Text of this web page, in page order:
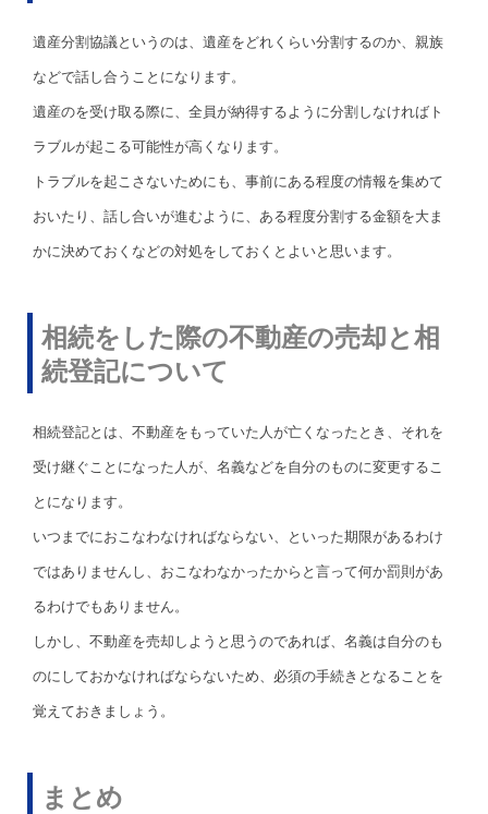
遺産分割協議というのは、遺産をどれくらい分割するのか、親族
などで話し合うことになります。
遺産のを受け取る際に、全員が納得するように分割しなければト
ラブルが起こる可能性が高くなります。
トラブルを起こさないためにも、事前にある程度の情報を集めて
おいたり、話し合いが進むように、ある程度分割する金額を大ま
かに決めておくなどの対処をしておくとよいと思います。
相続をした際の不動産の売却と相
続登記について
相続登記とは、不動産をもっていた人が亡くなったとき、それを
受け継ぐことになった人が、名義などを自分のものに変更するこ
とになります。
いつまでにおこなわなければならない、といった期限があるわけ
ではありませんし、おこなわなかったからと言って何か罰則があ
るわけでもありません。
しかし、不動産を売却しようと思うのであれば、名義は自分のも
のにしておかなければならないため、必須の手続きとなることを
覚えておきましょう。
まとめ